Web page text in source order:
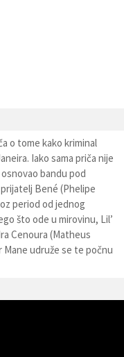
o tome kako kriminal
Iako sama priča nije
bandu pod
Bené (Phelipe
period od jednog
što ode u mirovinu, Lil’
Cenoura (Matheus
Mane udruže se te počnu